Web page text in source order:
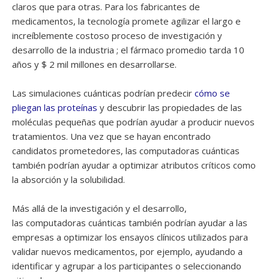
claros que para otras. Para los fabricantes de
medicamentos, la tecnología promete agilizar el largo e
increíblemente costoso proceso de investigación y
desarrollo de la industria ; el fármaco promedio tarda 10
años y $ 2 mil millones en desarrollarse.
Las simulaciones cuánticas podrían predecir cómo se
pliegan las proteínas y descubrir las propiedades de las
moléculas pequeñas que podrían ayudar a producir nuevos
tratamientos. Una vez que se hayan encontrado
candidatos prometedores, las computadoras cuánticas
también podrían ayudar a optimizar atributos críticos como
la absorción y la solubilidad.
Más allá de la investigación y el desarrollo,
las computadoras cuánticas también podrían ayudar a las
empresas a optimizar los ensayos clínicos utilizados para
validar nuevos medicamentos, por ejemplo, ayudando a
identificar y agrupar a los participantes o seleccionando